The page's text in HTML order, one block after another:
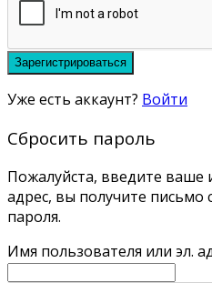
Зарегистрироваться
Уже есть аккаунт? Войти
Сбросить пароль
Пожалуйста, введите ваше
адрес, вы получите письмо
пароля.
Имя пользователя или эл.